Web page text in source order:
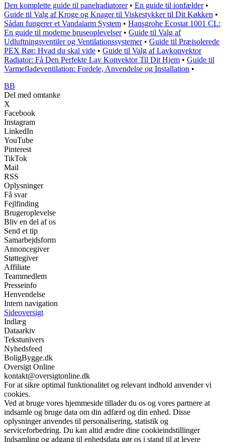
Den komplette guide til panelradiatorer• En guide til ionfælder•
Guide til Valg af Kroge og Knager til Viskestykker til Dit Køkken •
Sådan fungerer et Vandalarm System • Hansgrohe Ecostat 1001 CL:
En guide til moderne bruseoplevelser• Guide til Valg af
Udluftningsventiler og Ventilationssystemer• Guide til Præisolerede
PEX Rør: Hvad du skal vide • Guide til Valg af Lavkonvektor
Radiator: Få Den Perfekte Lav Konvektor Til Dit Hjem • Guide til
Varmefladeventilation: Fordele, Anvendelse og Installation •
BB
Del med omtanke
X
Facebook
Instagram
LinkedIn
YouTube
Pinterest
TikTok
Mail
RSS
Oplysninger
Få svar
Fejlfinding
Brugeroplevelse
Bliv en del af os
Send et tip
Samarbejdsform
Annoncegiver
Støttegiver
Affiliate
Teammedlem
Presseinfo
Henvendelse
Intern navigation
Sideoversigt
Indlæg
Dataarkiv
Tekstunivers
Nyhedsfeed
BoligBygge.dk
Oversigt Online
kontakt@oversigtonline.dk
For at sikre optimal funktionalitet og relevant indhold anvender vi
cookies.
Ved at bruge vores hjemmeside tillader du os og vores partnere at
indsamle og bruge data om din adfærd og din enhed. Disse
oplysninger anvendes til personalisering, statistik og
serviceforbedring. Du kan altid ændre dine cookieindstillinger
Indsamling og adgang til enhedsdata gør os i stand til at levere